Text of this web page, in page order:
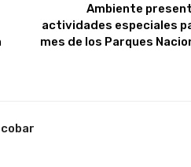
Ambiente
actividades especiales
mes de los Parques